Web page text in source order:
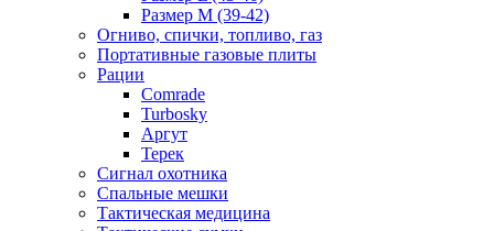
Размер M (39-42)
Огниво, спички, топливо, газ
Портативные газовые плиты
Рации
Comrade
Turbosky
Аргут
Терек
Сигнал охотника
Спальные мешки
Тактическая медицина